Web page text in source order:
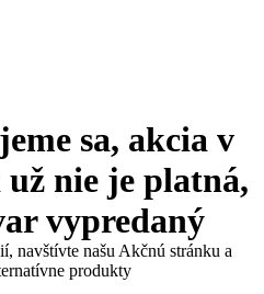
sa, akcia v
nie je platná,
vypredaný
navštívte našu Akčnú stránku a
produkty